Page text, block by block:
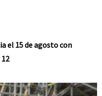
el 15 de agosto con